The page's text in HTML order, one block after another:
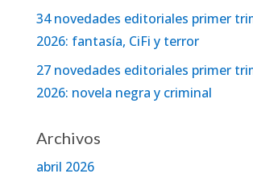
34 novedades editoriales primer
2026: fantasía, CiFi y terror
27 novedades editoriales primer
2026: novela negra y criminal
Archivos
abril 2026